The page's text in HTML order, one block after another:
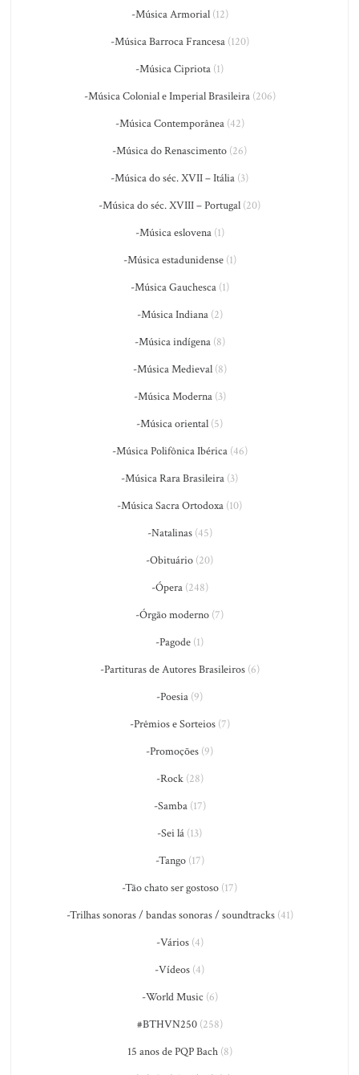
-Música Armorial(12)
-Música Barroca Francesa(120)
-Música Cipriota (1)
-Música Colonial e Imperial Brasileira(206)
-Música Contemporânea(42)
-Música do Renascimento (26)
-Música do séc. XVII – Itália (3)
-Música do séc. XVIII – Portugal (20)
-Música eslovena(1)
-Música estadunidense(1)
-Música Gauchesca(1)
-Música Indiana(2)
-Música indígena(8)
-Música Medieval(8)
-Música Moderna(3)
-Música oriental (5)
-Música Polifônica Ibérica(46)
-Música Rara Brasileira (3)
-Música Sacra Ortodoxa (10)
-Natalinas(45)
-Obituário (20)
-Ópera(248)
-Órgão moderno (7)
-Pagode (1)
-Partituras de Autores Brasileiros(6)
-Poesia (9)
-Prêmios e Sorteios(7)
-Promoções (9)
-Rock(28)
-Samba(17)
-Sei lá (13)
-Tango(17)
-Tão chato ser gostoso (17)
-Trilhas sonoras / bandas sonoras / soundtracks(41)
-Vários(4)
-Vídeos (4)
-World Music (6)
#BTHVN250(258)
15 anos de PQP Bach(8)